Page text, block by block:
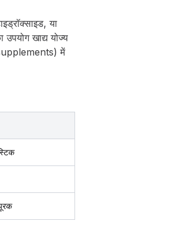
या
खाद्य योज्य
में